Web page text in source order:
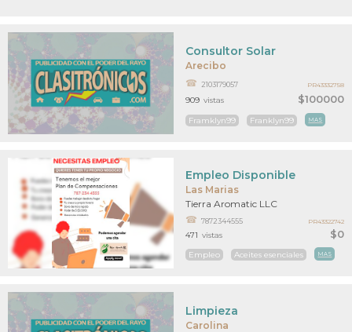
Arecibo
$100000
Consultor Solar
2103179057
Framklyn99 Franklyn99 MAS
909 vistas
PR43332758
Las Marias
$0
Empleo Disponible
Tierra Aromatic LLC
7872344555
Empleo Aceites esenciales MAS
471 vistas
PR43322742
Carolina
Limpieza